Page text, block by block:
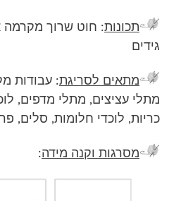
תכונות
גידים
מתאים לסריגת: עבודות
מתלי עציצים, מתלי מדפים,
כריות, לוכדי חלומות, סלים,
מסרגות וקנה מידה: